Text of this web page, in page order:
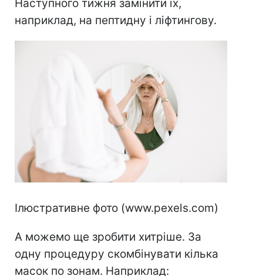
Наступного тижня замінити їх,
наприклад, на пептидну і ліфтингову.
Ілюстративне фото (www.pexels.com)
А можемо ще зробити хитріше. За
одну процедуру скомбінувати кілька
масок по зонам. Наприклад: